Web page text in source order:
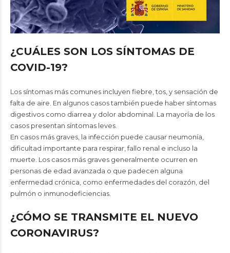
¿CUÁLES SON LOS SÍNTOMAS DE
COVID-19?
Los síntomas más comunes incluyen fiebre, tos, y sensación de
falta de aire. En algunos casos también puede haber síntomas
digestivos como diarrea y dolor abdominal. La mayoría de los
casos presentan síntomas leves.
En casos más graves, la infección puede causar neumonía,
dificultad importante para respirar, fallo renal e incluso la
muerte. Los casos más graves generalmente ocurren en
personas de edad avanzada o que padecen alguna
enfermedad crónica, como enfermedades del corazón, del
pulmón o inmunodeficiencias.
¿CÓMO SE TRANSMITE EL NUEVO
CORONAVIRUS?